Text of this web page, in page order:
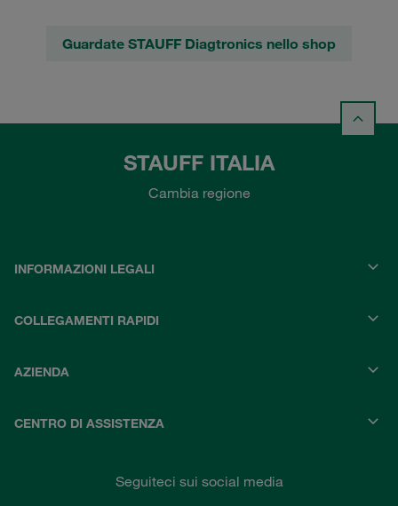
Guardate STAUFF Diagtronics nello shop
STAUFF ITALIA
Cambia regione
INFORMAZIONI LEGALI
COLLEGAMENTI RAPIDI
AZIENDA
CENTRO DI ASSISTENZA
Seguiteci sui social media